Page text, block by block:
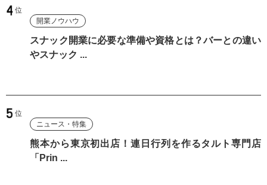
開業ノウハウ
スナック開業に必要な準備や資格とは？バーとの違い
やスナック ...
ニュース・特集
熊本から東京初出店！連日行列を作るタルト専門店
「Prin ...